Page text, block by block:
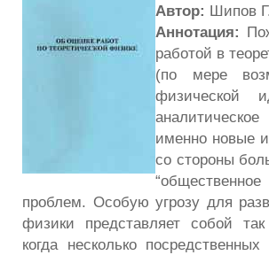
Автор: Шипов
Аннотация:
работой в
(по мере
физической
именно новые
со стороны
проблем. Особую угрозу для
физики представляет собой
когда несколько